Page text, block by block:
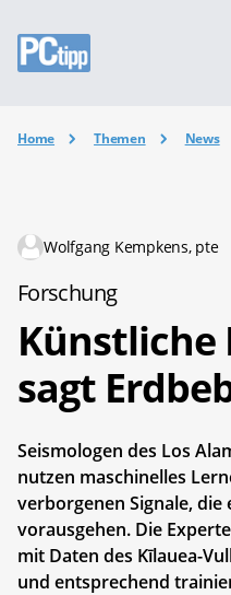
Home Themen News
Wolfgang Kempkens, pte
Forschung
Künstliche
sagt
Seismologen des Los
nutzen maschinelles
verborgenen Signale, die
vorausgehen. Die
mit Daten des Kīlauea-
und entsprechend